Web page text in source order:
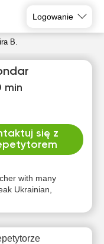
Logowanie
B.
min
się z
with many
Ukrainian,
12
dostępnych
terminów
Brak
terminów